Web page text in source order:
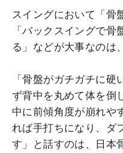
スイングにおいて「骨
「バックスイングで
る」などが大事なのは
「骨盤がガチガチに
ず背中を丸めて体を倒
中に前傾角度が崩れや
れば手打ちになり、ダ
す」と話すのは、日本